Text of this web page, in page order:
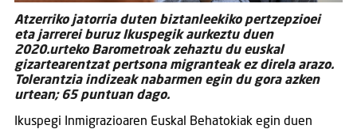
Atzerriko jatorria duten biztanleekiko pertzepzioei
eta jarrerei buruz Ikuspegik aurkeztu duen
2020.urteko Barometroak zehaztu du euskal
gizartearentzat pertsona migranteak ez direla arazo.
Tolerantzia indizeak nabarmen egin du gora azken
urtean; 65 puntuan dago.
Ikuspegi Inmigrazioaren Euskal Behatokiak egin duen